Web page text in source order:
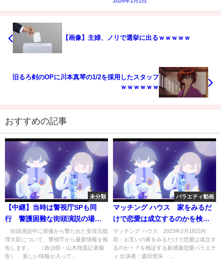
【画像】主婦、ノリで選挙に出るｗｗｗｗｗ
旧るろ剣のOPに川本真琴の1/2を採用したスタッフ
ｗｗｗｗｗｗ
おすすめの記事
未分類
【中継】当時は警視庁SPも同
行 警護困難な街頭演説の場
で…(2022年7月8日)
街頭演説中に背後から撃たれた安倍元総
理大臣について、警視庁から最新情報を報
告します。 （政治部・山木翔遥記者報
告） 新しい情報が入って...
バラエティ動画
マッチング ハウス 家をみるだ
けで恋愛は成立するのかを検証
する新感覚恋愛バラエティ 2月
18日
マッチング ハウス 2023年2月18日内
容：お互いの家をみるだけで恋愛は成立す
るのか！？を検証する新感覚恋愛バラエテ
ィ 出演者：森田哲矢 ...